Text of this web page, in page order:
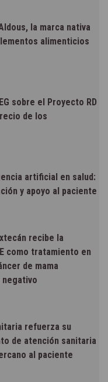
la marca nativa
alimenticios
sobre el Proyecto RD
de los
artificial en salud:
y apoyo al paciente
recibe la
como tratamiento en
de mama
refuerza su
de atención sanitaria
al paciente